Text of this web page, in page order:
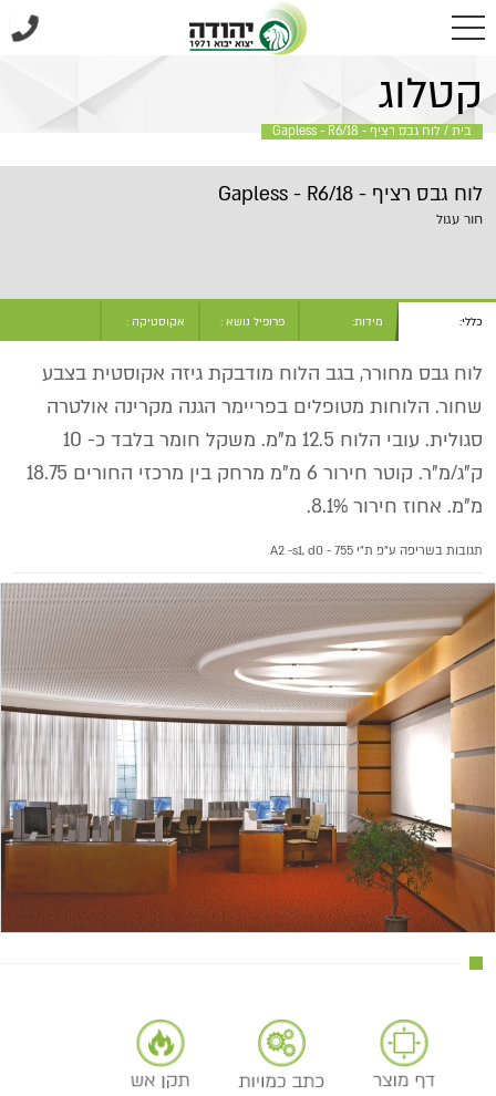
בית
קטלוג
בית / לוח גבס רציף - Gapless - R6/18
לוח גבס רציף - Gapless - R6/18
חור עגול
כללי: מידות: פרופיל נושא : אקוסטיקה :
לוח גבס מחורר, בגב הלוח מודבקת גיזה אקוסטית בצבע
שחור. הלוחות מטופלים בפריימר הגנה מקרינה אולטרה
סגולית. עובי הלוח 12.5 מ"מ. משקל חומר בלבד כ- 10
ק"ג/מ"ר. קוטר חירור 6 מ"מ מרחק בין מרכזי החורים 18.75
מ"מ. אחוז חירור 8.1%.
תגובות בשריפה ע"פ ת"י 755 - A2 -s1, d0